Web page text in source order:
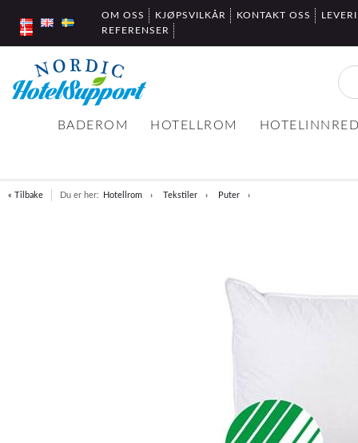
OM OSS KJØPSVILKÅR KONTAKT OSS
REFERENSER
BADEROM HOTELLROM
« Tilbake Du er her: Hotellrom Tekstiler Puter